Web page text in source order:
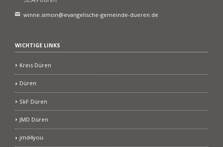
winne.simon@evangelische-gemeinde-dueren.de
WICHTIGE LINKS
Kreis Düren
Düren
SkF Düren
JMD Düren
jmd4you